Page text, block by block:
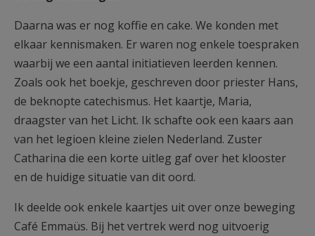
Daarna was er nog koffie en cake. We konden met
elkaar kennismaken. Er waren nog enkele toespraken
waarbij we een aantal initiatieven leerden kennen.
Zoals ook het boekje, geschreven door priester Hans,
de beknopte catechismus. Het kaartje, Maria,
draagster van het Licht. Ik schafte ook een kaars aan
van het legioen kleine zielen Nederland. Zuster
Catharina die een korte uitleg gaf over het klooster
en de huidige situatie van dit oord.
Ik deelde ook enkele kaartjes uit over onze beweging
Café Emmaüs. Bij het vertrek werd nog uitvoerig